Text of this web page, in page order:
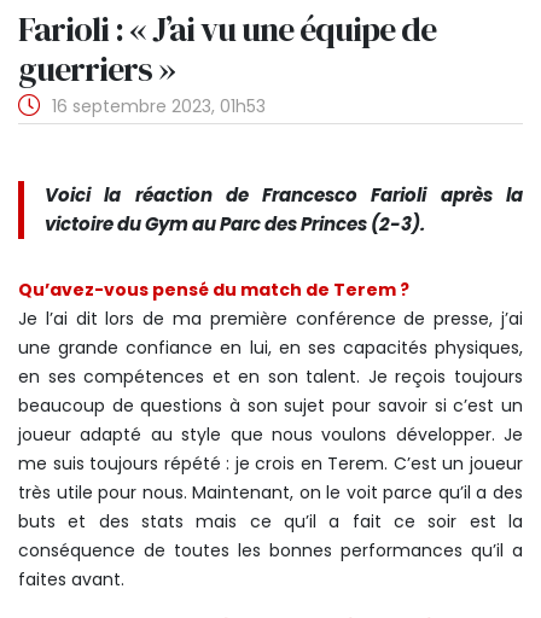
Farioli : « J’ai vu une équipe de
guerriers »
16 septembre 2023, 01h53
Voici la réaction de Francesco Farioli après la
victoire du Gym au Parc des Princes (2-3).
Qu’avez-vous pensé du match de Terem ?
Je l’ai dit lors de ma première conférence de presse, j’ai
une grande confiance en lui, en ses capacités physiques,
en ses compétences et en son talent. Je reçois toujours
beaucoup de questions à son sujet pour savoir si c’est un
joueur adapté au style que nous voulons développer. Je
me suis toujours répété : je crois en Terem. C’est un joueur
très utile pour nous. Maintenant, on le voit parce qu’il a des
buts et des stats mais ce qu’il a fait ce soir est la
conséquence de toutes les bonnes performances qu’il a
faites avant.